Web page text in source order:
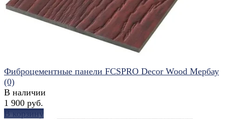
Фиброцементные панели FCSPRO Decor Wood Мербау
(0)
В наличии
1 900 руб.
В корзину